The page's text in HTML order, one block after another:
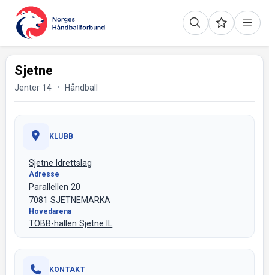
Sjetne
Jenter 14 Håndball
KLUBB
Sjetne Idrettslag
Adresse
Parallellen 20
7081 SJETNEMARKA
Hovedarena
TOBB-hallen Sjetne IL
KONTAKT